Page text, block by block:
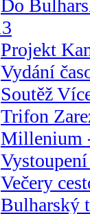
Do
Projekt
Vydání
Soutěž
Trifon
Millenium
Večery
Bulharský